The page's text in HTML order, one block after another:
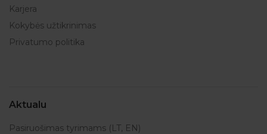
Karjera
Kokybės užtikrinimas
Privatumo politika
Aktualu
Pasiruošimas tyrimams (LT, EN)